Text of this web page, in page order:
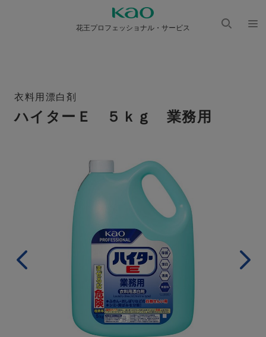
花王プロフェッショナル・サービス
衣料用漂白剤
ハイターＥ ５ｋｇ 業務用